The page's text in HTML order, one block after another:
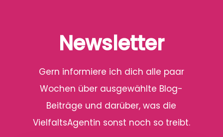
Newsletter
Gern informiere ich dich alle paar
Wochen über ausgewählte Blog-
Beiträge und darüber, was die
VielfaltsAgentin sonst noch so treibt.